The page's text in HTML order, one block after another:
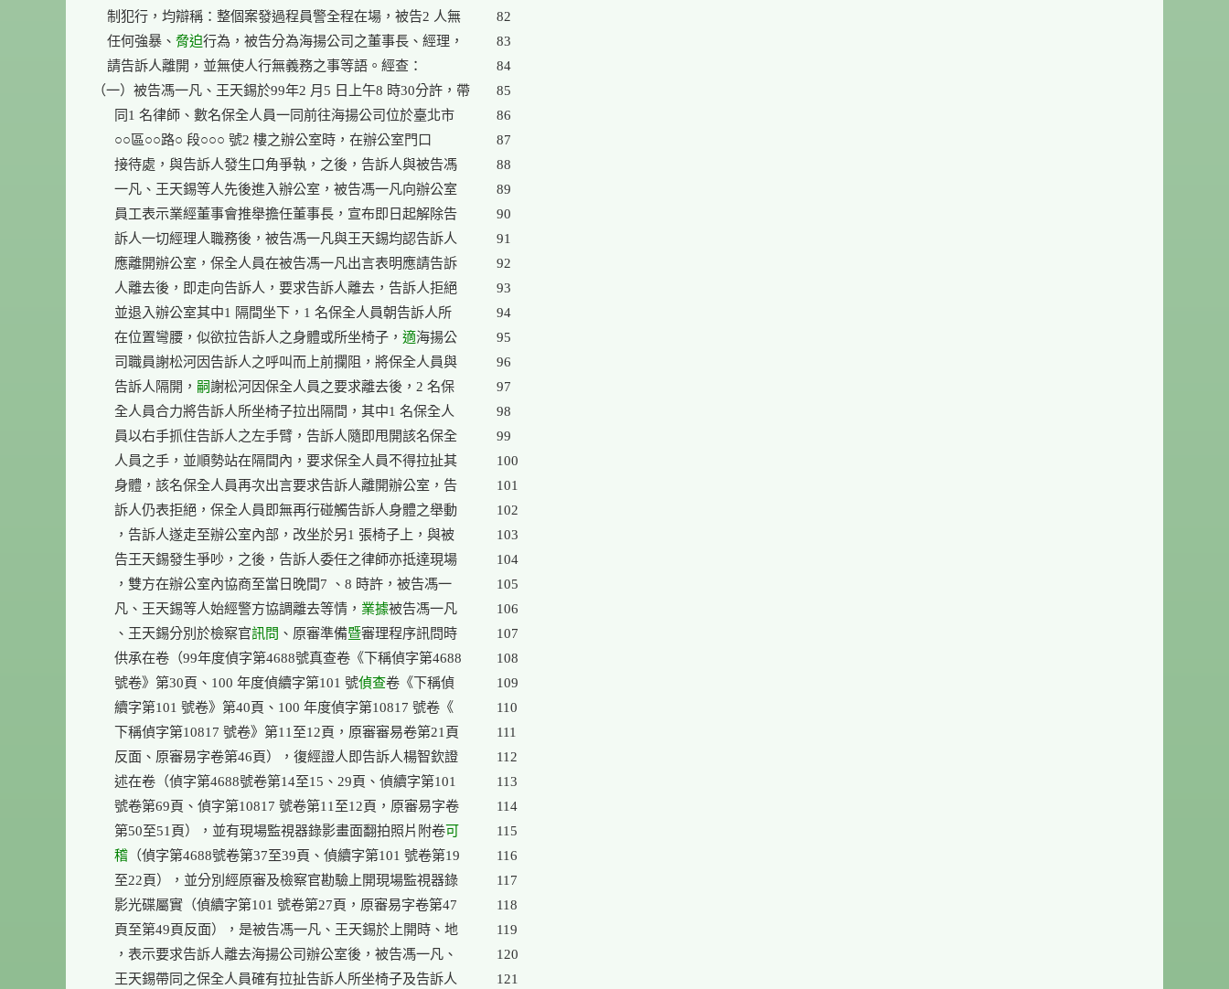
    制犯行，均辯稱：整個案發過程員警全程在場，被告2 人無
    任何強暴、
脅迫行為，被告分為海揚公司之董事長、經理，
    請告訴人離開，並無使人行無義務之事等語。經查：
（一）被告馮一凡、王天錫於99年2 月5 日上午8 時30分許，帶
      同1 名律師、數名保全人員一同前往海揚公司位於臺北市
      ○○區○○路○ 段○○○ 號2 樓之辦公室時，在辦公室門口
      接待處，與告訴人發生口角爭執，之後，告訴人與被告馮
      一凡、王天錫等人先後進入辦公室，被告馮一凡向辦公室
      員工表示業經董事會推舉擔任董事長，宣布即日起解除告
      訴人一切經理人職務後，被告馮一凡與王天錫均認告訴人
      應離開辦公室，保全人員在被告馮一凡出言表明應請告訴
      人離去後，即走向告訴人，要求告訴人離去，告訴人拒絕
      並退入辦公室其中1 隔間坐下，1 名保全人員朝告訴人所
      在位置彎腰，似欲拉告訴人之身體或所坐椅子，
適海揚公
      司職員謝松河因告訴人之呼叫而上前攔阻，將保全人員與
      告訴人隔開，
嗣謝松河因保全人員之要求離去後，2 名保
      全人員合力將告訴人所坐椅子拉出隔間，其中1 名保全人
      員以右手抓住告訴人之左手臂，告訴人隨即甩開該名保全
      人員之手，並順勢站在隔間內，要求保全人員不得拉扯其
      身體，該名保全人員再次出言要求告訴人離開辦公室，告
      訴人仍表拒絕，保全人員即無再行碰觸告訴人身體之舉動
      ，告訴人遂走至辦公室內部，改坐於另1 張椅子上，與被
      告王天錫發生爭吵，之後，告訴人委任之律師亦抵達現場
      ，雙方在辦公室內協商至當日晚間7 、8 時許，被告馮一
      凡、王天錫等人始經警方協調離去等情，
業據被告馮一凡
      、王天錫分別於檢察官
訊問 、原審準備暨審理程序訊問時
      供承在卷（99年度偵字第4688號真查卷《下稱偵字第4688
      號卷》第30頁、100 年度偵續字第101 號
偵查卷《下稱偵
      續字第101 號卷》第40頁、100 年度偵字第10817 號卷《
      下稱偵字第10817 號卷》第11至12頁，原審審易卷第21頁
      反面、原審易字卷第46頁），復經證人即告訴人楊智欽證
      述在卷（偵字第4688號卷第14至15、29頁、偵續字第101
      號卷第69頁、偵字第10817 號卷第11至12頁，原審易字卷
      第50至51頁），並有現場監視器錄影畫面翻拍照片附卷
可
      稽
（偵字第4688號卷第37至39頁、偵續字第101 號卷第19
      至22頁），並分別經原審及檢察官勘驗上開現場監視器錄
      影光碟屬實（偵續字第101 號卷第27頁，原審易字卷第47
      頁至第49頁反面），是被告馮一凡、王天錫於上開時、地
      ，表示要求告訴人離去海揚公司辦公室後，被告馮一凡、
      王天錫帶同之保全人員確有拉扯告訴人所坐椅子及告訴人
82
83
84
85
86
87
88
89
90
91
92
93
94
95
96
97
98
99
100
101
102
103
104
105
106
107
108
109
110
111
112
113
114
115
116
117
118
119
120
121